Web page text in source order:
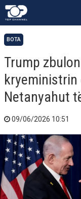
BOTA
Trump
kryeministrin
Netanyahut
09/06/2026 10:51